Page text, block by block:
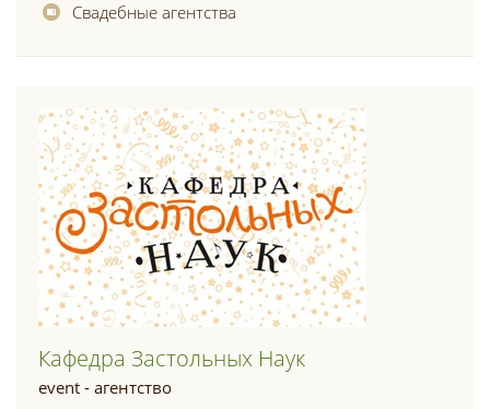
Свадебные агентства
Кафедра Застольных Наук
event - агентство